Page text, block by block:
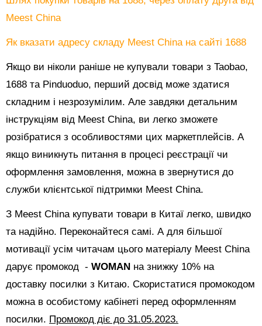
Meest China
Як вказати адресу складу Meest China на сайті 1688
Якщо ви ніколи раніше не купували товари з Taobao,
1688 та Pinduoduo, перший досвід може здатися
складним і незрозумілим. Але завдяки детальним
інструкціям від Meest China, ви легко зможете
розібратися з особливостями цих маркетплейсів. А
якщо виникнуть питання в процесі реєстрації чи
оформлення замовлення, можна в звернутися до
служби клієнтської підтримки Meest China.
З Meest China купувати товари в Китаї легко, швидко
та надійно. Переконайтеся самі. А для більшої
мотивації усім читачам цього матеріалу Meest China
дарує промокод - WOMAN на знижку 10% на
доставку посилки з Китаю. Скористатися промокодом
можна в особистому кабінеті перед оформленням
посилки. Промокод діє до 31.05.2023.